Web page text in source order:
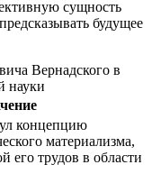
сущность
будущее
Вернадского в
науки
концепцию
материализма,
его трудов в области